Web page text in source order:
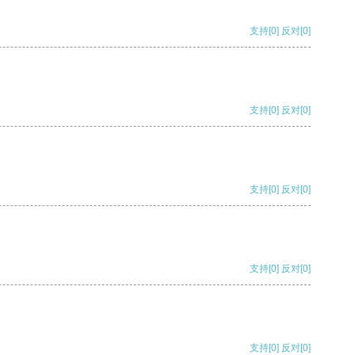
支持[0] 反对[0]
支持[0] 反对[0]
支持[0] 反对[0]
支持[0] 反对[0]
支持[0] 反对[0]